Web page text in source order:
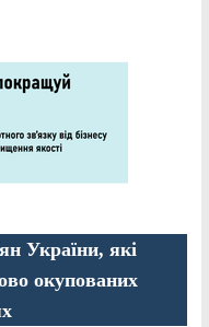
України, які
окупованих